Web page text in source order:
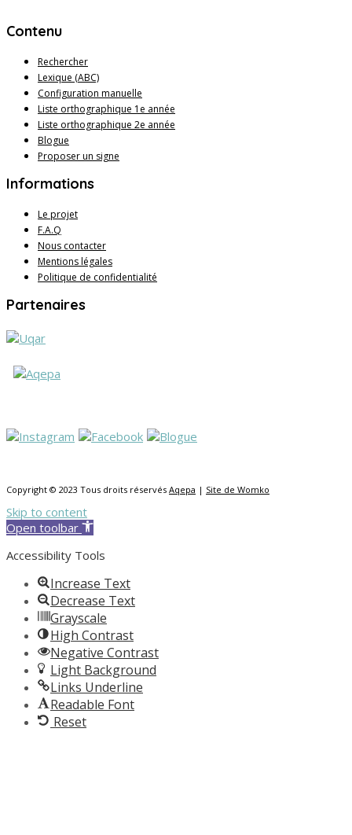
Contenu
Rechercher
Lexique (ABC)
Configuration manuelle
Liste orthographique 1e année
Liste orthographique 2e année
Blogue
Proposer un signe
Informations
Le projet
F.A.Q
Nous contacter
Mentions légales
Politique de confidentialité
Partenaires
Copyright © 2023 Tous droits réservés Aqepa | Site de Womko
Skip to content
Open toolbar
Accessibility Tools
Increase Text
Decrease Text
Grayscale
High Contrast
Negative Contrast
Light Background
Links Underline
Readable Font
Reset